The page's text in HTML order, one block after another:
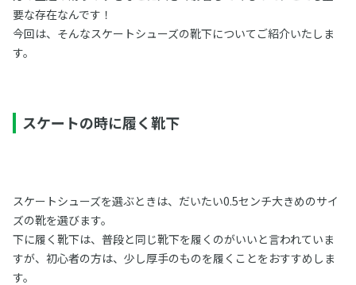
要な存在なんです！
今回は、そんなスケートシューズの靴下についてご紹介いたしま
す。
スケートの時に履く靴下
スケートシューズを選ぶときは、だいたい0.5センチ大きめのサイ
ズの靴を選びます。
下に履く靴下は、普段と同じ靴下を履くのがいいと言われていま
すが、初心者の方は、少し厚手のものを履くことをおすすめしま
す。